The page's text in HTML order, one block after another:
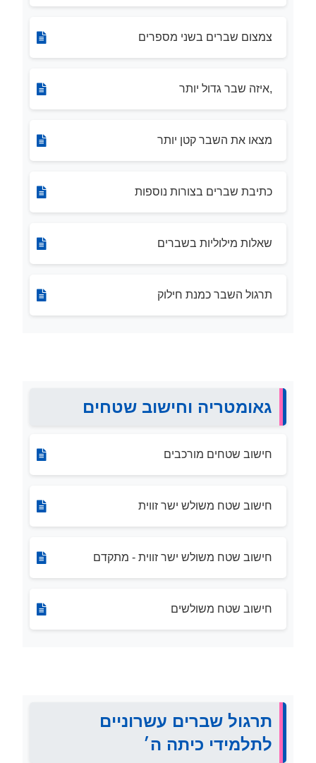
צמצום שברים בשני מספרים
,איזה שבר גדול יותר
מצאו את השבר קטן יותר
כתיבת שברים בצורות נוספות
שאלות מילוליות בשברים
תרגול השבר כמנת חילוק
גאומטריה וחישוב שטחים
חישוב שטחים מורכבים
חישוב שטח משולש ישר זווית
חישוב שטח משולש ישר זווית - מתקדם
חישוב שטח משולשים
תרגול שברים עשרוניים
לתלמידי כיתה ה׳